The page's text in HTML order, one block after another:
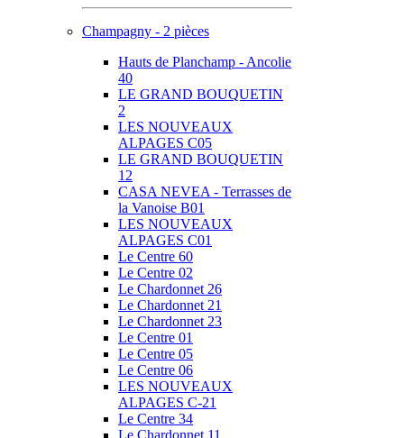
Champagny - 2 pièces
Hauts de Planchamp - Ancolie
40
LE GRAND BOUQUETIN
2
LES NOUVEAUX
ALPAGES C05
LE GRAND BOUQUETIN
12
CASA NEVEA - Terrasses de
la Vanoise B01
LES NOUVEAUX
ALPAGES C01
Le Centre 60
Le Centre 02
Le Chardonnet 26
Le Chardonnet 21
Le Chardonnet 23
Le Centre 01
Le Centre 05
Le Centre 06
LES NOUVEAUX
ALPAGES C-21
Le Centre 34
Le Chardonnet 11